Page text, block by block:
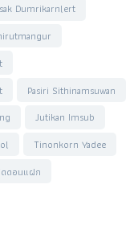
Dumrikarnlert
Pasiri Sithinamsuwan
Jutikan Imsub
Tinonkorn Yadee
ดอนแฝก